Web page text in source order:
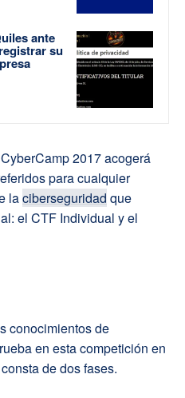
ante
su
2017 acogerá
para cualquier
laciberseguridad que
el CTF Individual y el
conocimientos de
en esta competición en
de dos fases.